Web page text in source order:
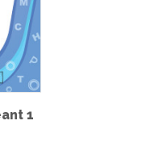
français de la fin du
1